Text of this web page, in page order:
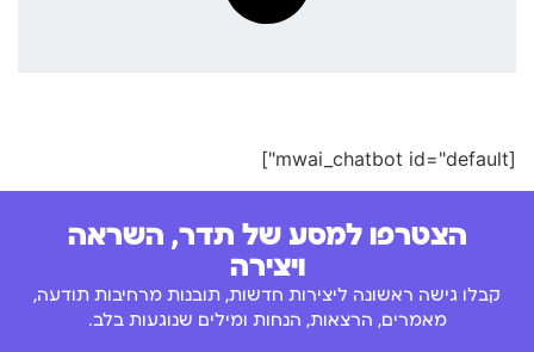
[mwai_chatbot id="default"]
הצטרפו למסע של תדר, השראה
ויצירה
קבלו גישה ראשונה ליצירות חדשות, תובנות מרחיבות תודעה,
מאמרים, הרצאות, הנחות ומילים שנוגעות בלב.